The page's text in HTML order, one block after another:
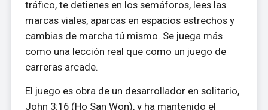
tráfico, te detienes en los semáforos, lees las
marcas viales, aparcas en espacios estrechos y
cambias de marcha tú mismo. Se juega más
como una lección real que como un juego de
carreras arcade.
El juego es obra de un desarrollador en solitario,
John 3:16 (Ho San Won), y ha mantenido el